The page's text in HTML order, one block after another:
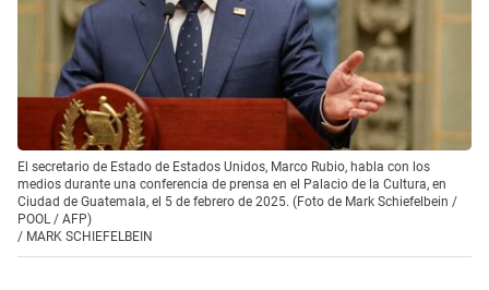
El secretario de Estado de Estados Unidos, Marco Rubio, habla con los
medios durante una conferencia de prensa en el Palacio de la Cultura, en
Ciudad de Guatemala, el 5 de febrero de 2025. (Foto de Mark Schiefelbein /
POOL / AFP)
/ MARK SCHIEFELBEIN